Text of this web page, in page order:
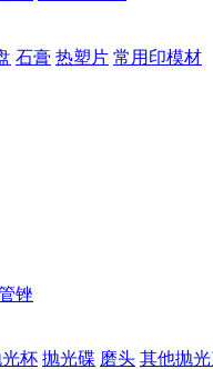
石膏 热塑片 常用印模材
锉
杯 抛光碟 磨头 其他抛